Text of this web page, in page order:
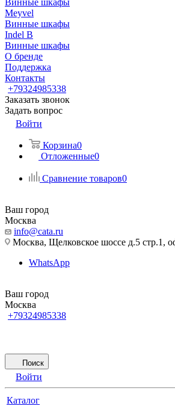
Винные шкафы
Meyvel
Винные шкафы
Indel B
Винные шкафы
О бренде
Поддержка
Контакты
+79324985338
Заказать звонок
Задать вопрос
Войти
Корзина0
Отложенные0
Сравнение товаров0
Ваш город
Москва
info@cata.ru
Москва, Щелковское шоссе д.5 стр.1,
WhatsApp
Ваш город
Москва
+79324985338
Поиск
Войти
Каталог